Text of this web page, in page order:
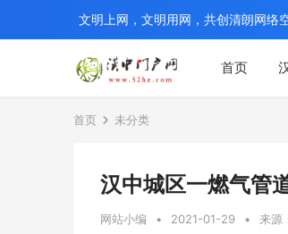
首页
文明上网，文明用网，共创清朗网络
首页 未分类
汉中城区一燃气管
网站小编 • 2021-01-29 • 来源